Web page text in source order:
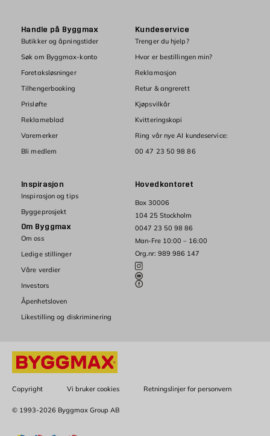
Hovedkontoret
Box 30006
104 25 Stockholm
0047 23 50 98 86
Man-Fre 10:00 – 16:00
Org.nr: 989 986 147
Handle på Byggmax
Butikker og åpningstider
Søk om Byggmax-konto
Foretaksløsninger
Tilhengerbooking
Prisløfte
Reklameblad
Varemerker
Bli medlem
Kundeservice
Trenger du hjelp?
Hvor er bestillingen min?
Reklamasjon
Retur & angrerett
Kjøpsvilkår
Kvitteringskopi
Ring vår nye AI kundeservice:
00 47 23 50 98 86
Inspirasjon
Inspirasjon og tips
Byggeprosjekt
Om Byggmax
Om oss
Ledige stillinger
Våre verdier
Investors
Åpenhetsloven
Likestilling og diskriminering
Copyright Vi bruker cookies Retningslinjer for personvern
© 1993-2026 Byggmax Group AB